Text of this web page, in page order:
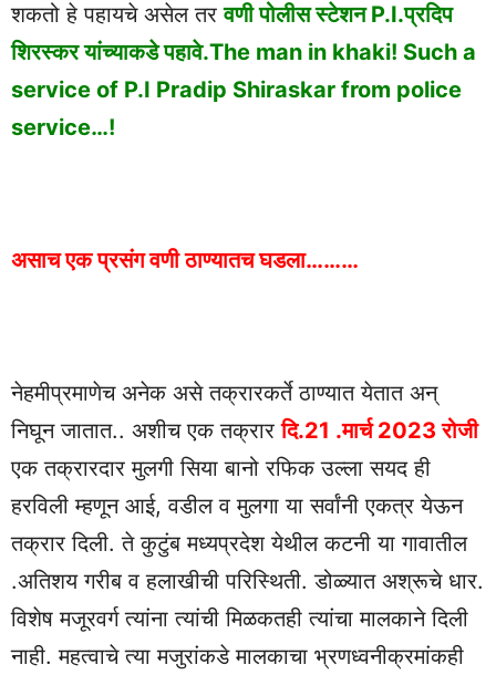
शकतो हे पहायचे असेल तरवणी पोलीस स्टेशन P.I.प्रदिप
शिरस्कर यांच्याकडे पहावे.The man in khaki! Such a
service of P.I Pradip Shiraskar from police
service…!
असाच एक प्रसंग वणी ठाण्यातच घडला………
नेहमीप्रमाणेच अनेक असे तक्रारकर्ते ठाण्यात येतात अन्
निघून जातात.. अशीच एक तक्रारदि.21 .मार्च 2023 रोजी
एक तक्रारदार मुलगी सिया बानो रफिक उल्ला सयद ही
हरविली म्हणून आई, वडील व मुलगा या सर्वांनी एकत्र येऊन
तक्रार दिली. ते कुटुंब मध्यप्रदेश येथील कटनी या गावातील
.अतिशय गरीब व हलाखीची परिस्थिती. डोळ्यात अश्रूचे धार.
विशेष मजूरवर्ग त्यांना त्यांची मिळकतही त्यांचा मालकाने दिली
नाही. महत्वाचे त्या मजुरांकडे मालकाचा भ्रणध्वनीक्रमांकही